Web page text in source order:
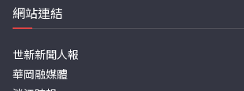
網站連結
世新新聞人報
華岡融媒體